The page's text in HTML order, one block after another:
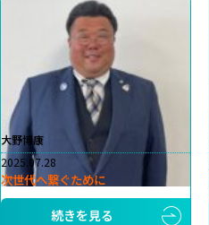
大野博康
2025.07.28
次世代へ繋ぐために
続きを見る